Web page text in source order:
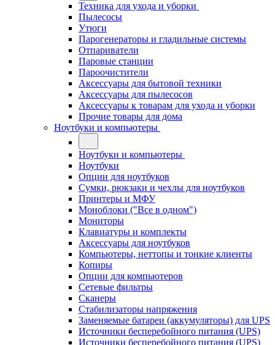
Техника для ухода и уборки
Пылесосы
Утюги
Парогенераторы и гладильные системы
Отпариватели
Паровые станции
Пароочистители
Аксессуары для бытовой техники
Аксессуары для пылесосов
Аксессуары к товарам для ухода и уборки
Прочие товары для дома
Ноутбуки и компьютеры
Ноутбуки и компьютеры
Ноутбуки
Опции для ноутбуков
Сумки, рюкзаки и чехлы для ноутбуков
Принтеры и МФУ
Моноблоки ("Все в одном")
Мониторы
Клавиатуры и комплекты
Аксессуары для ноутбуков
Компьютеры, неттопы и тонкие клиенты
Копиры
Опции для компьютеров
Сетевые фильтры
Сканеры
Стабилизаторы напряжения
Заменяемые батареи (аккумуляторы) для UPS
Источники бесперебойного питания (UPS)
Источники бесперебойного питания (UPS)